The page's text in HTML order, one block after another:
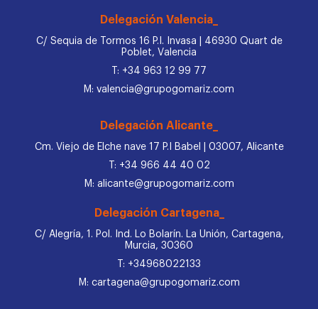
Delegación Valencia_
C/ Sequia de Tormos 16 P.I. Invasa | 46930 Quart de
Poblet, Valencia
T: +34 963 12 99 77
M: valencia@grupogomariz.com
Delegación Alicante_
Cm. Viejo de Elche nave 17 P.I Babel | 03007, Alicante
T: +34 966 44 40 02
M: alicante@grupogomariz.com
Delegación Cartagena_
C/ Alegría, 1. Pol. Ind. Lo Bolarín. La Unión, Cartagena,
Murcia, 30360
T: +34968022133
M: cartagena@grupogomariz.com